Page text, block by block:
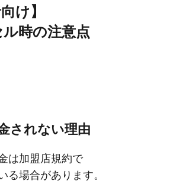
け】
時の​注意点
されない​理由
は​加盟店規約で​
る​場合が​あります。​